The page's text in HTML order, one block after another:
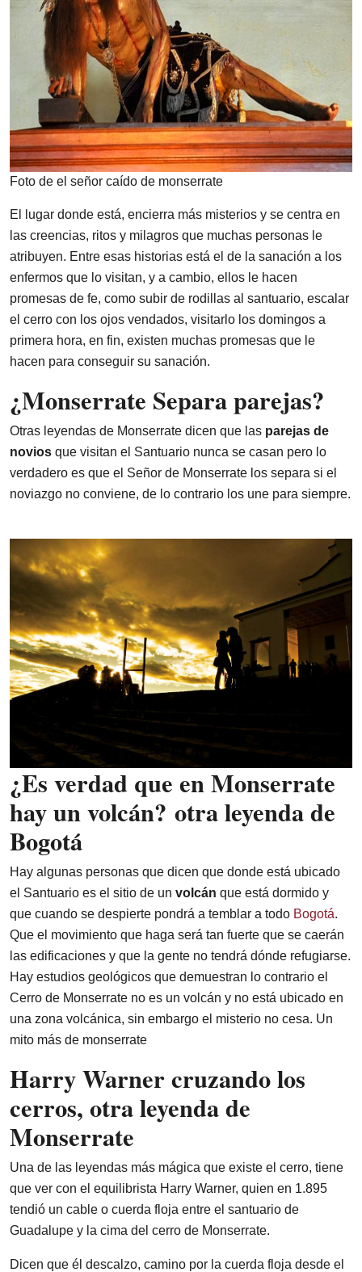
Foto de el señor caído de monserrate
El lugar donde está, encierra más misterios y se centra en
las creencias, ritos y milagros que muchas personas le
atribuyen. Entre esas historias está el de la sanación a los
enfermos que lo visitan, y a cambio, ellos le hacen
promesas de fe, como subir de rodillas al santuario, escalar
el cerro con los ojos vendados, visitarlo los domingos a
primera hora, en fin, existen muchas promesas que le
hacen para conseguir su sanación.
¿Monserrate Separa parejas?
Otras leyendas de Monserrate dicen que las parejas de
novios que visitan el Santuario nunca se casan pero lo
verdadero es que el Señor de Monserrate los separa si el
noviazgo no conviene, de lo contrario los une para siempre.
¿Es verdad que en Monserrate
hay un volcán? otra leyenda de
Bogotá
Hay algunas personas que dicen que donde está ubicado
el Santuario es el sitio de un volcán que está dormido y
que cuando se despierte pondrá a temblar a todo Bogotá.
Que el movimiento que haga será tan fuerte que se caerán
las edificaciones y que la gente no tendrá dónde refugiarse.
Hay estudios geológicos que demuestran lo contrario el
Cerro de Monserrate no es un volcán y no está ubicado en
una zona volcánica, sin embargo el misterio no cesa. Un
mito más de monserrate
Harry Warner cruzando los
cerros, otra leyenda de
Monserrate
Una de las leyendas más mágica que existe el cerro, tiene
que ver con el equilibrista Harry Warner, quien en 1.895
tendió un cable o cuerda floja entre el santuario de
Guadalupe y la cima del cerro de Monserrate.
Dicen que él descalzo, camino por la cuerda floja desde el